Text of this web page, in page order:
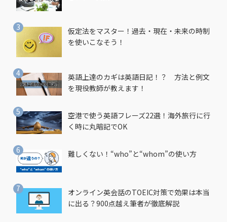
仮定法をマスター！過去・現在・未来の時制
を使いこなそう！
英語上達のカギは英語日記！？ 方法と例文
を現役教師が教えます！
空港で使う英語フレーズ22選！海外旅行に行
く時に丸暗記でOK
難しくない！“who”と“whom”の使い方
オンライン英会話のTOEIC対策で効果は本当
に出る？900点越え筆者が徹底解説